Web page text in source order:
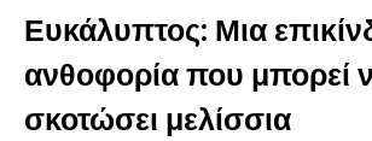
Ευκάλυπτος: Μια
ανθοφορία που μπορεί
σκοτώσει μελίσσια